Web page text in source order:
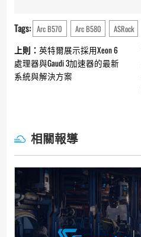
Tags: Arc B570 Arc B580 ASRock
Continue
Reading
上則： 英特爾展示採用Xeon 6
處理器與Gaudi 3加速器的最新
系統與解決方案
相關報導